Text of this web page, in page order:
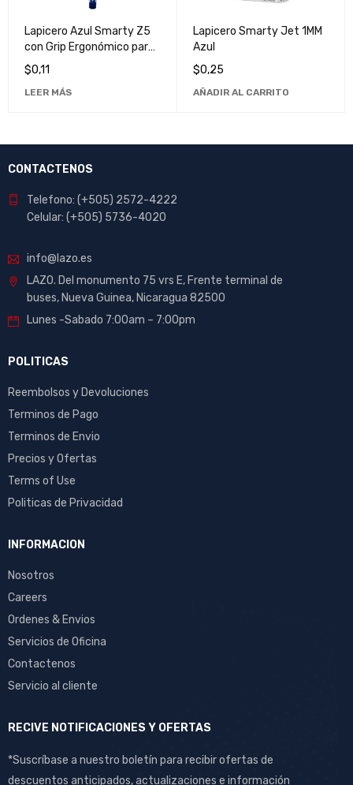
Lapicero Azul Smarty Z5
con Grip Ergonómico para
Escritura Cómoda
$0,11
LEER MÁS
Lapicero Smarty Jet 1MM
Azul
$0,25
AÑADIR AL CARRITO
CONTACTENOS
Telefono: (+505) 2572-4222
Celular: (+505) 5736-4020
info@lazo.es
LAZO. Del monumento 75 vrs E, Frente terminal de
buses, Nueva Guinea, Nicaragua 82500
Lunes -Sabado 7:00am – 7:00pm
POLITICAS
Reembolsos y Devoluciones
Terminos de Pago
Terminos de Envio
Precios y Ofertas
Terms of Use
Politicas de Privacidad
INFORMACION
Nosotros
Careers
Ordenes & Envios
Servicios de Oficina
Contactenos
Servicio al cliente
RECIVE NOTIFICACIONES Y OFERTAS
*Suscríbase a nuestro boletín para recibir ofertas de
descuentos anticipados, actualizaciones e información